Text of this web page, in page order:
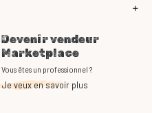
Devenir vendeur
Marketplace
Vous êtes un professionnel ?
Je veux en savoir plus